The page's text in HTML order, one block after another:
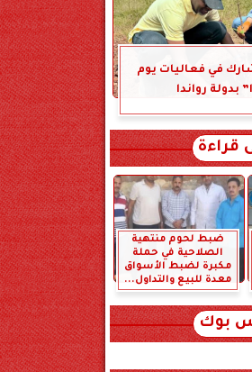
في فعاليات يوم
بدولة رواندا
قراءة
ضبط لحوم منتهية
الصلاحية في حملة
مكبرة لضبط الأسواق
معدة للبيع والتداول...
بوك